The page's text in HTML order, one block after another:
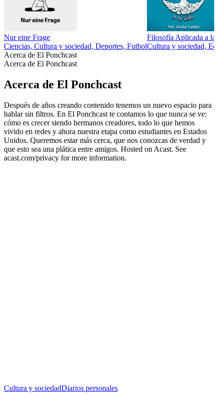
Nur eine Frage
Ciencias, Cultura y sociedad, Deportes, Futbol
Filosofía Aplicada a la
Cultura y sociedad,
Acerca de El Ponchcast
Acerca de El Ponchcast
Acerca de El Ponchcast
Después de años creando contenido tenemos un nuevo espacio para
hablar sin filtros. En El Ponchcast te contamos lo que nunca se ve:
cómo es crecer siendo hermanos creadores, todo lo que hemos
vivido en redes y ahora nuestra etapa como estudiantes en Estados
Unidos. Queremos estar más cerca, que nos conozcas de verdad y
que esto sea una plática entre amigos. Hosted on Acast. See
acast.com/privacy for more information.
Cultura y sociedadDiarios personales